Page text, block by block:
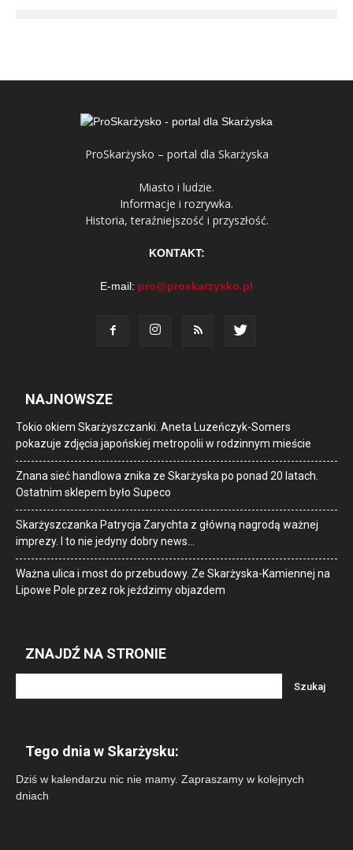
ProSkarżysko – portal dla Skarżyska
Miasto i ludzie.
Informacje i rozrywka.
Historia, teraźniejszość i przyszłość.
KONTAKT:
E-mail: pro@proskarzysko.pl
NAJNOWSZE
Tokio okiem Skarżyszczanki. Aneta Luzeńczyk-Somers
pokazuje zdjęcia japońskiej metropolii w rodzinnym mieście
Znana sieć handlowa znika ze Skarżyska po ponad 20 latach.
Ostatnim sklepem było Supeco
Skarżyszczanka Patrycja Zarychta z główną nagrodą ważnej
imprezy. I to nie jedyny dobry news…
Ważna ulica i most do przebudowy. Ze Skarżyska-Kamiennej na
Lipowe Pole przez rok jeździmy objazdem
ZNAJDŹ NA STRONIE
Tego dnia w Skarżysku:
Dziś w kalendarzu nic nie mamy. Zapraszamy w kolejnych
dniach